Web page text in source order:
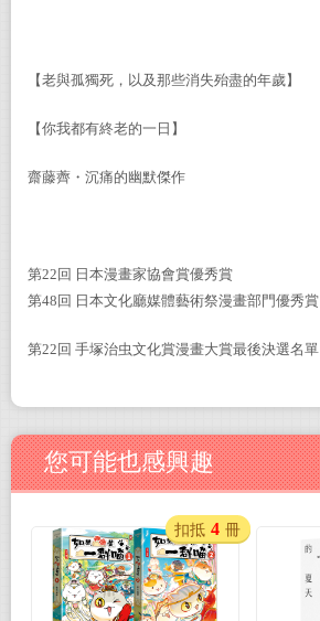
【老與孤獨死，以及那些消失殆盡的年歲】
【你我都有終老的一日】
齋藤薺 ・ 沉痛的幽默傑作
第22回 日本漫畫家協會賞優秀賞
第48回 日本文化廳媒體藝術祭漫畫部門優秀賞
第22回 手塚治虫文化賞漫畫大賞最後決選名單
您可能也感興趣
扣抵 4 冊